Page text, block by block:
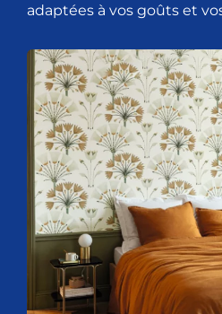
adaptées à vos goûts et